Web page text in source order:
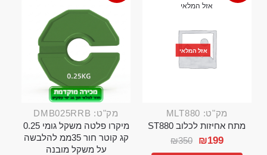
אזל המלאי
אזל המלאי
מק"ט: MLT880
מתח אחיזות לכלוב ST880
₪350 ₪199
מק"ט: DMB025RRB
מיקרו פלטה משקל גומי 0.25
קג קוטר חור 35ממ להלבשה
על משקל מובנה